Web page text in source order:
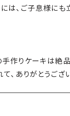
は、ご子息様にも
作りケーキは絶品
、ありがとうござ